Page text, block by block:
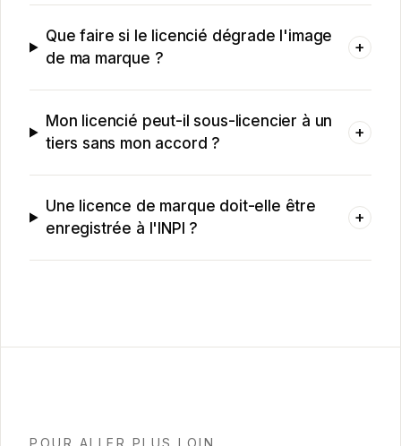
Que faire si le licencié dégrade l'image
de ma marque ?
+
Mon licencié peut-il sous-licencier à un
tiers sans mon accord ?
+
Une licence de marque doit-elle être
enregistrée à l'INPI ?
+
POUR ALLER PLUS LOIN